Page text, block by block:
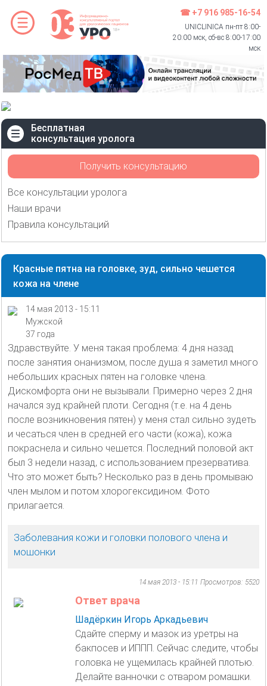
☎ +7 916 985-16-54
UNICLINICA пн-пт 8:00-
20:00 мск, сб-вс 8:00-17:00
мск
Бесплатная
консультация уролога
Получить консультацию
Все консультации уролога
Наши врачи
Правила консультаций
Красные пятна на головке, зуд, сильно чешется
кожа на члене
14 мая 2013 - 15:11
Мужской
37 года
Здравствуйте. У меня такая проблема: 4 дня назад
после занятия онанизмом, после душа я заметил много
небольших красных пятен на головке члена.
Дискомфорта они не вызывали. Примерно через 2 дня
начался зуд крайней плоти. Сегодня (т.е. на 4 день
после возникновения пятен) у меня стал сильно зудеть
и чесаться член в средней его части (кожа), кожа
покраснела и сильно чешется. Последний половой акт
был 3 недели назад, с использованием презерватива.
Что это может быть? Несколько раз в день промываю
член мылом и потом хлорогексидином. Фото
прилагается.
Заболевания кожи и головки полового члена и
мошонки
14 мая 2013 - 15:11 Просмотров: 5520
Ответ врача
Шадёркин Игорь Аркадьевич
Сдайте сперму и мазок из уретры на
бакпосев и ИППП. Сейчас следите, чтобы
головка не ущемилась крайней плотью.
Делайте ванночки с отваром ромашки.